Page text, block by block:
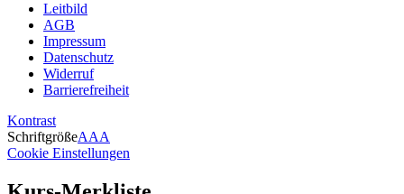
Leitbild
AGB
Impressum
Datenschutz
Widerruf
Barrierefreiheit
Kontrast
SchriftgrößeAAA
Cookie Einstellungen